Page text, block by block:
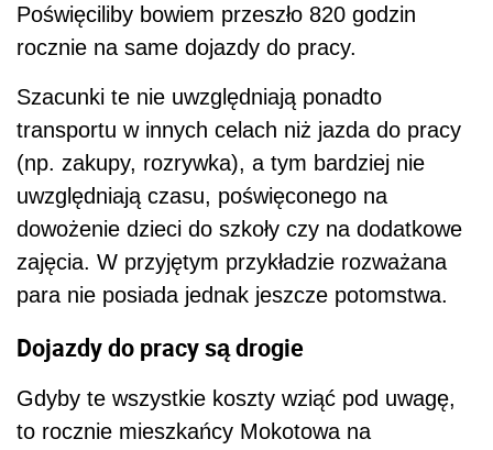
Poświęciliby bowiem przeszło 820 godzin
rocznie na same dojazdy do pracy.
Szacunki te nie uwzględniają ponadto
transportu w innych celach niż jazda do pracy
(np. zakupy, rozrywka), a tym bardziej nie
uwzględniają czasu, poświęconego na
dowożenie dzieci do szkoły czy na dodatkowe
zajęcia. W przyjętym przykładzie rozważana
para nie posiada jednak jeszcze potomstwa.
Dojazdy do pracy są drogie
Gdyby te wszystkie koszty wziąć pod uwagę,
to rocznie mieszkańcy Mokotowa na